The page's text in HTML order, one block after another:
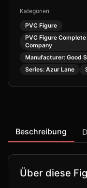
Kategorien
PVC Figure
PVC Figure
Company
Manufacturer: Good
Series: Azur Lane
Beschreibung
Über diese